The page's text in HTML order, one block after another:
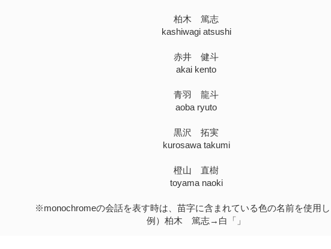
柏木 篤志
kashiwagi atsushi
赤井 健斗
akai kento
青羽 龍斗
aoba ryuto
黒沢 拓実
kurosawa takumi
橙山 直樹
toyama naoki
※monochromeの会話を表す時は、苗字に含まれている色の名前を使用
例）柏木 篤志→白「」